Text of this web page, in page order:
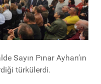
Sayın Pınar Ayhan’ın
türkülerdi.